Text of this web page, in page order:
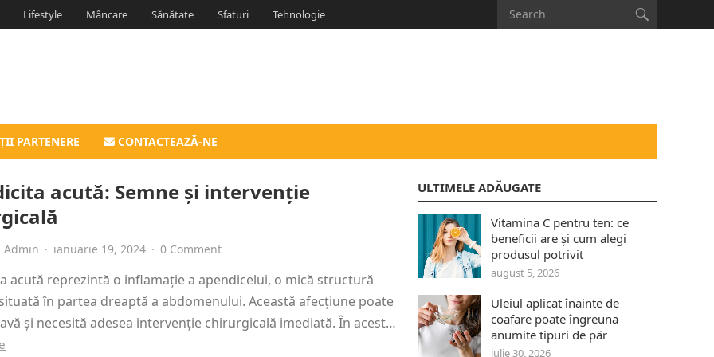
Lifestyle Mâncare Sănătate Sfaturi Tehnologie
PARTENERE CONTACTEAZĂ-NE
acută: Semne și intervenție
Admin · ianuarie 19, 2024 · 0 Comment
acută reprezintă o inflamație a apendicelui, o mică structură
în partea dreaptă a abdomenului. Această afecțiune poate
și necesită adesea intervenție chirurgicală imediată. În acest…
ULTIMELE ADĂUGATE
Vitamina C pentru ten: ce
beneficii are și cum alegi
produsul potrivit
august 5, 2026
Uleiul aplicat înainte de
coafare poate îngreuna
anumite tipuri de păr
iulie 30, 2026